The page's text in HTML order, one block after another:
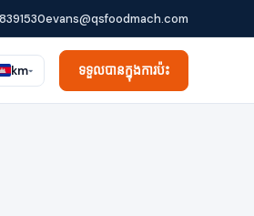
evans@qsfoodmach.com
km▾ ទទួលបានក្នុងការប៉ះ